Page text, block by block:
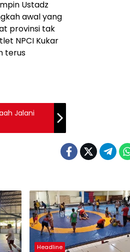
Ustadz
awal yang
provinsi tak
NPCI Kukar
terus
Jalani
Headline